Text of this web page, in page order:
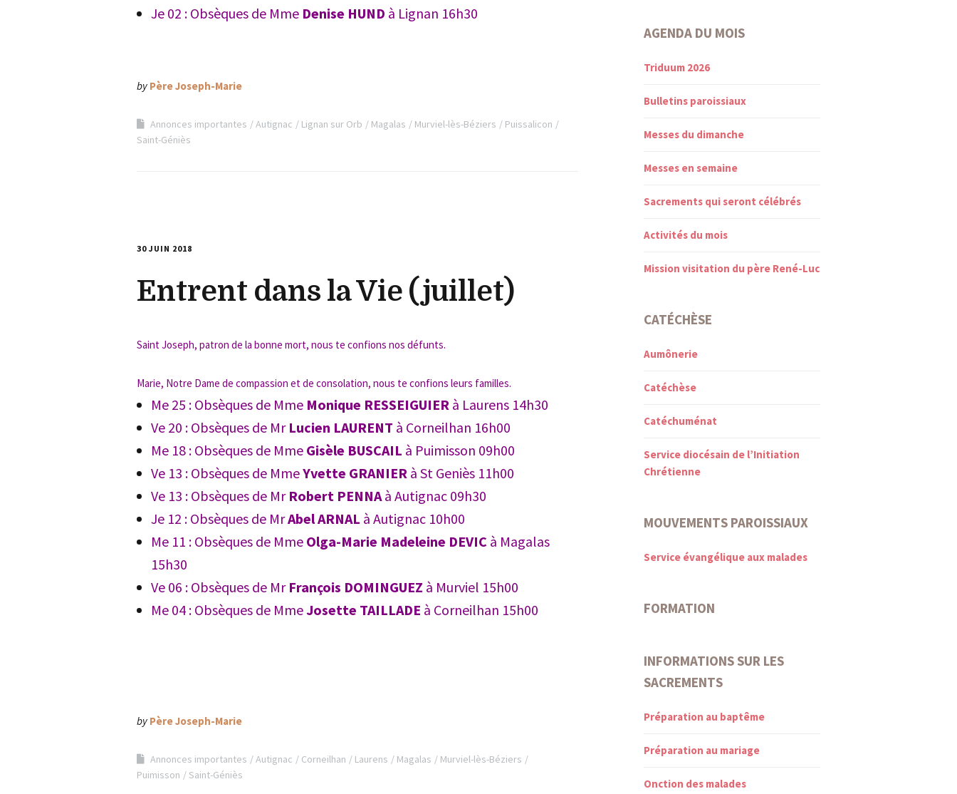
Je 02 : Obsèques de Mme Denise HUND à Lignan 16h30
by Père Joseph-Marie
Annonces importantes Autignac Lignan sur Orb Magalas Murviel-lès-Béziers
Puissalicon
Saint-Géniès
30 JUIN 2018
Entrent dans la Vie (juillet)
Saint Joseph, patron de la bonne mort, nous te confions nos défunts.
Marie, Notre Dame de compassion et de consolation, nous te confions leurs familles.
Me 25 : Obsèques de Mme Monique RESSEIGUIER à Laurens 14h30
Ve 20 : Obsèques de Mr Lucien LAURENT à Corneilhan 16h00
Me 18 : Obsèques de Mme Gisèle BUSCAIL à Puimisson 09h00
Ve 13 : Obsèques de MmeYvette GRANIER à St Geniès 11h00
Ve 13 : Obsèques de Mr Robert PENNA à Autignac 09h30
Je 12 : Obsèques de MrAbel ARNAL à Autignac 10h00
Me 11 : Obsèques de Mme Olga-Marie Madeleine DEVIC à Magalas
15h30
Ve 06 : Obsèques de Mr François DOMINGUEZ à Murviel 15h00
Me 04 : Obsèques de MmeJosette TAILLADE à Corneilhan 15h00
by Père Joseph-Marie
Annonces importantes Autignac Corneilhan Laurens Magalas
Murviel-lès-Béziers
Puimisson
Saint-Géniès
AGENDA DU MOIS
Triduum 2026
Bulletins paroissiaux
Messes du dimanche
Messes en semaine
Sacrements qui seront célébrés
Activités du mois
Mission visitation du père René-Luc
CATÉCHÈSE
Aumônerie
Catéchèse
Catéchuménat
Service diocésain de l’Initiation
Chrétienne
MOUVEMENTS PAROISSIAUX
Service évangélique aux malades
FORMATION
INFORMATIONS SUR LES
SACREMENTS
Préparation au baptême
Préparation au mariage
Onction des malades